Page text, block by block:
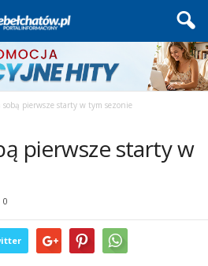
sobą pierwsze starty w tym sezonie
pierwsze starty w
0